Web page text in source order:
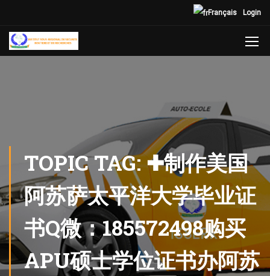
Login
Français
TOPIC TAG: ✚制作美国
阿苏萨太平洋大学毕业证
书Q微：185572498购买
APU硕士学位证书办阿苏